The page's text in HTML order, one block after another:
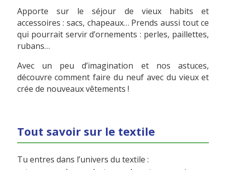
Apporte sur le séjour de vieux habits et
accessoires : sacs, chapeaux… Prends aussi tout ce
qui pourrait servir d’ornements : perles, paillettes,
rubans…
Avec un peu d’imagination et nos astuces,
découvre comment faire du neuf avec du vieux et
crée de nouveaux vêtements !
Tout savoir sur le textile
Tu entres dans l’univers du textile :